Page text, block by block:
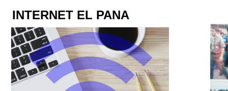
INTERNET EL PANA